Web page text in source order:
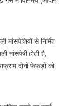
मांसपेशियों से निर्मित
मांसपेषी होती है,
दोनों फेफड़ों को